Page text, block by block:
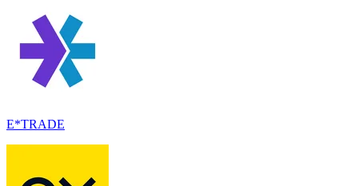
E*TRADE